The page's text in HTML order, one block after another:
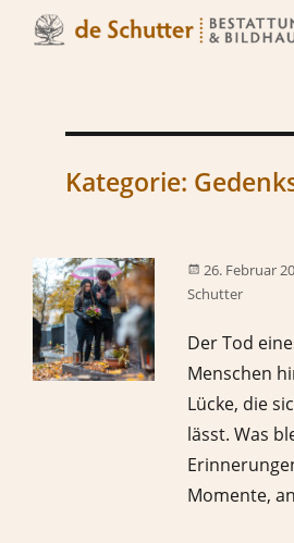
Kategorie:
26. Februar
Schutter
Der Tod
Menschen
Lücke, die
lässt. Was
Momente,